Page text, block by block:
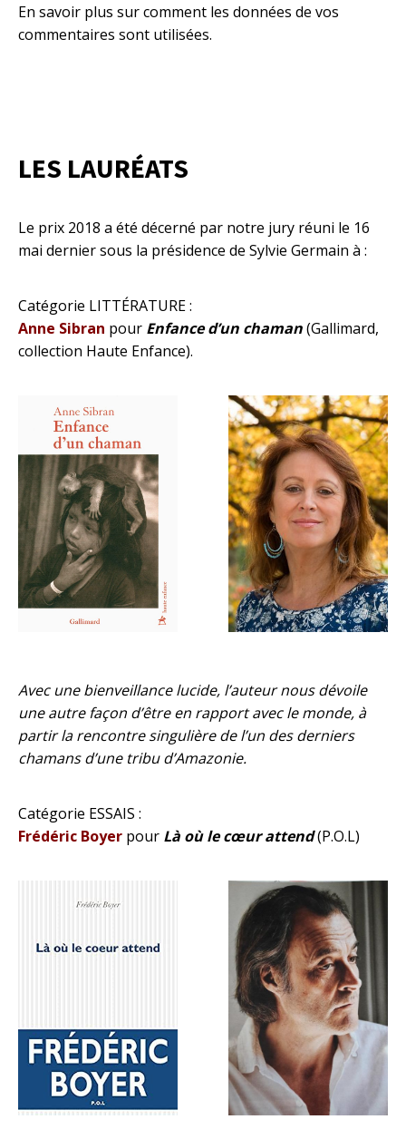
En savoir plus sur comment les données de vos
commentaires sont utilisées.
LES LAURÉATS
Le prix 2018 a été décerné par notre jury réuni le 16
mai dernier sous la présidence de Sylvie Germain à :
Catégorie LITTÉRATURE :
Anne Sibran pour Enfance d’un chaman(Gallimard,
collection Haute Enfance).
Avec une bienveillance lucide, l’auteur nous dévoile
une autre façon d’être en rapport avec le monde, à
partir la rencontre singulière de l’un des derniers
chamans d’une tribu d’Amazonie.
Catégorie ESSAIS :
Frédéric Boyer pour Là où le cœur attend(P.O.L)